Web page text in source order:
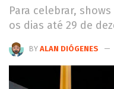
Para celebrar,
os dias até 29 de
BY ALAN DIÓGENES